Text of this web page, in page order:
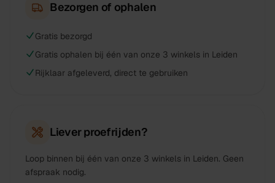
Bezorgen of ophalen
Gratis bezorgd
Gratis ophalen bij één van onze 3 winkels in Leiden
Rijklaar afgeleverd, direct te gebruiken
Liever proefrijden?
Loop binnen bij één van onze 3 winkels in Leiden. Geen
afspraak nodig.